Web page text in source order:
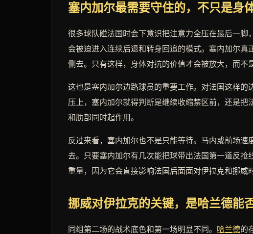
塞内加尔最需要守住的，不只是身
很多球队碰法国时会下意识把注意力全压在最后一
会被迫进入连续后退和转身回追的模式。塞内加尔
侧去。只有这样，身体对抗的价值才会被放大，而不
这也是塞内加尔边路球员的重要工作。对法国这样
压上，塞内加尔就得判断是继续收缩禁区前，还是
和肋部同时起作用。
反过来看，塞内加尔也不是只能等待。马内或前场
去。只要塞内加尔有几次能把球带出法国第一道反
重量，因为它会直接影响法国后面面对伊拉克和挪威
挪威对伊拉克的关键，是哈兰德能
同组第二场的战术底色和第一场明显不同。 哈兰德的